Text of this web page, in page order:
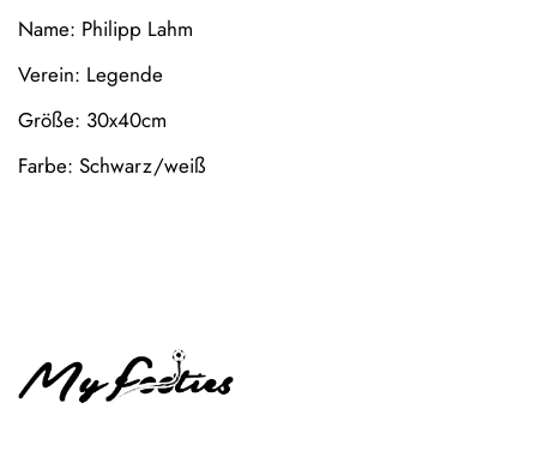
Name: Philipp Lahm
Verein: Legende
Größe: 30x40cm
Farbe: Schwarz/weiß
No, I'm not